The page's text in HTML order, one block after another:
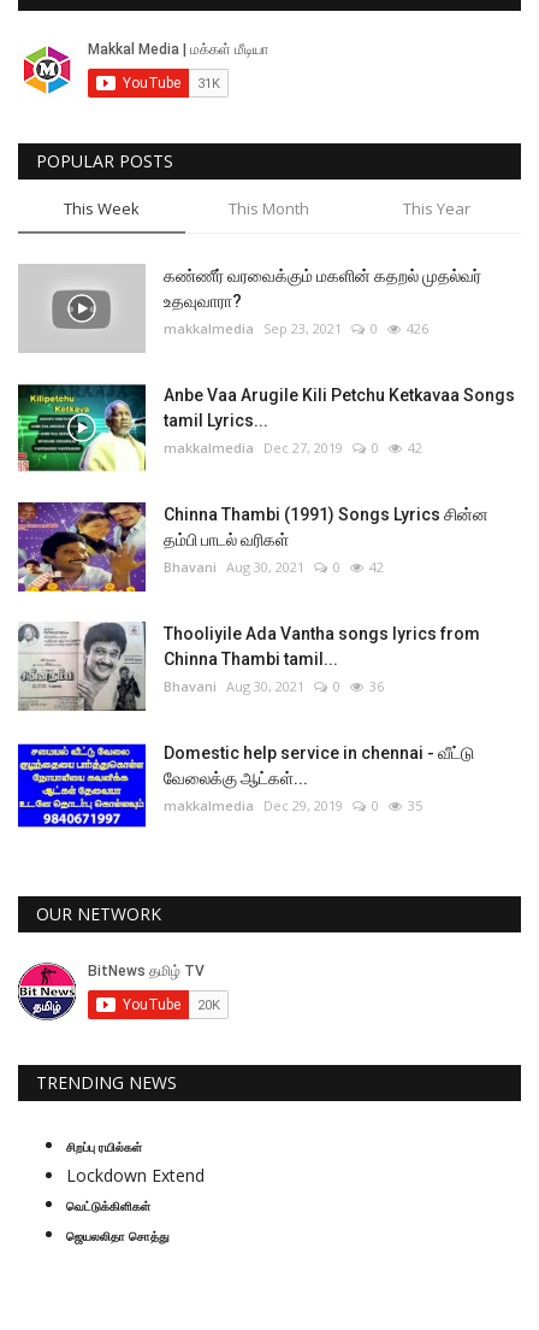
POPULAR POSTS
This Week This Month This Year
கண்ணீர் வரவைக்கும் மகளின் கதறல் முதல்வர்
உதவுவாரா?
makkalmedia Sep 23, 2021 0 426
Anbe Vaa Arugile Kili Petchu Ketkavaa Songs
tamil Lyrics...
makkalmedia Dec 27, 2019 0 42
Chinna Thambi (1991) Songs Lyrics சின்ன
தம்பி பாடல் வரிகள்
Bhavani Aug 30, 2021 0 42
Thooliyile Ada Vantha songs lyrics from
Chinna Thambi tamil...
Bhavani Aug 30, 2021 0 36
Domestic help service in chennai - வீட்டு
வேலைக்கு ஆட்கள்...
makkalmedia Dec 29, 2019 0 35
OUR NETWORK
TRENDING NEWS
சிறப்பு ரயில்கள்
Lockdown Extend
வெட்டுக்கிளிகள்
ஜெயலலிதா சொத்து